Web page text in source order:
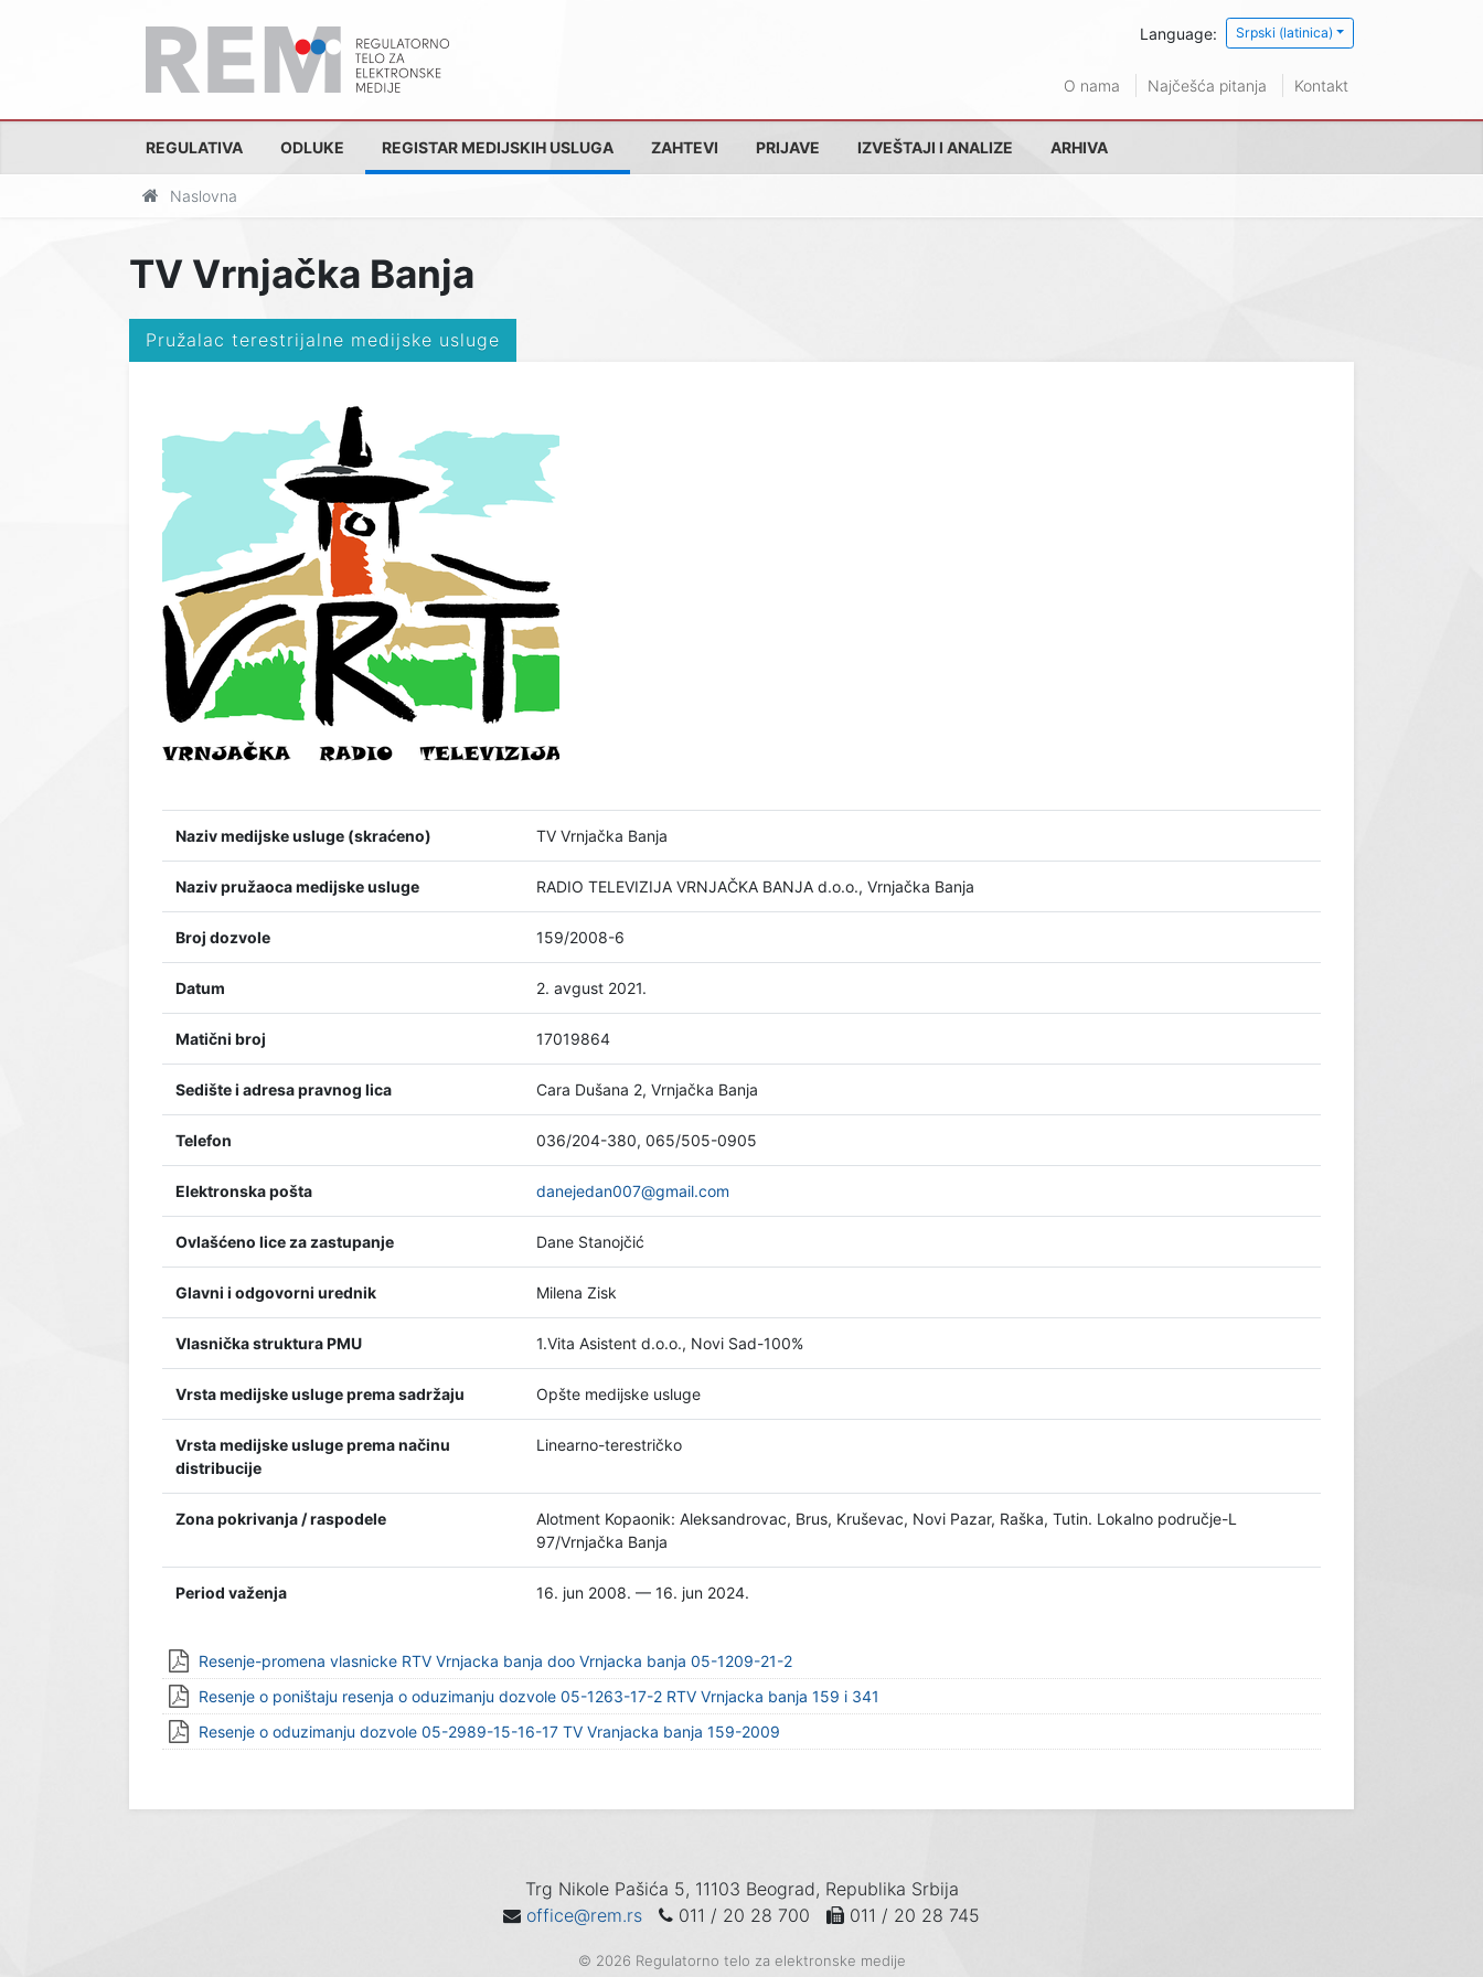
Language: Srpski (latinica)
O nama Najčešća pitanja Kontakt
REGULATIVA ODLUKE REGISTAR MEDIJSKIH USLUGA ZAHTEVI PRIJAVE IZVEŠTAJI I ANALIZE ARHIVA
Naslovna
TV Vrnjačka Banja
Pružalac terestrijalne medijske usluge
Naziv medijske usluge (skraćeno) TV Vrnjačka Banja
Naziv pružaoca medijske usluge RADIO TELEVIZIJA VRNJAČKA BANJA d.o.o., Vrnjačka Banja
Broj dozvole 159/2008-6
Datum 2. avgust 2021.
Matični broj 17019864
Sedište i adresa pravnog lica Cara Dušana 2, Vrnjačka Banja
Telefon 036/204-380, 065/505-0905
Elektronska pošta danejedan007@gmail.com
Ovlašćeno lice za zastupanje Dane Stanojčić
Glavni i odgovorni urednik Milena Zisk
Vlasnička struktura PMU 1.Vita Asistent d.o.o., Novi Sad-100%
Vrsta medijske usluge prema sadržaju Opšte medijske usluge
Vrsta medijske usluge prema načinu
distribucije
Linearno-terestričko
Zona pokrivanja / raspodele
Alotment Kopaonik: Aleksandrovac, Brus, Kruševac, Novi Pazar, Raška, Tutin. Lokalno područje-L
97/Vrnjačka Banja
Period važenja 16. jun 2008. — 16. jun 2024.
Resenje-promena vlasnicke RTV Vrnjacka banja doo Vrnjacka banja 05-1209-21-2
Resenje o poništaju resenja o oduzimanju dozvole 05-1263-17-2 RTV Vrnjacka banja 159 i 341
Resenje o oduzimanju dozvole 05-2989-15-16-17 TV Vranjacka banja 159-2009
Trg Nikole Pašića 5, 11103 Beograd, Republika Srbija
office@rem.rs
011 / 20 28 700 011 / 20 28 745
© 2026 Regulatorno telo za elektronske medije